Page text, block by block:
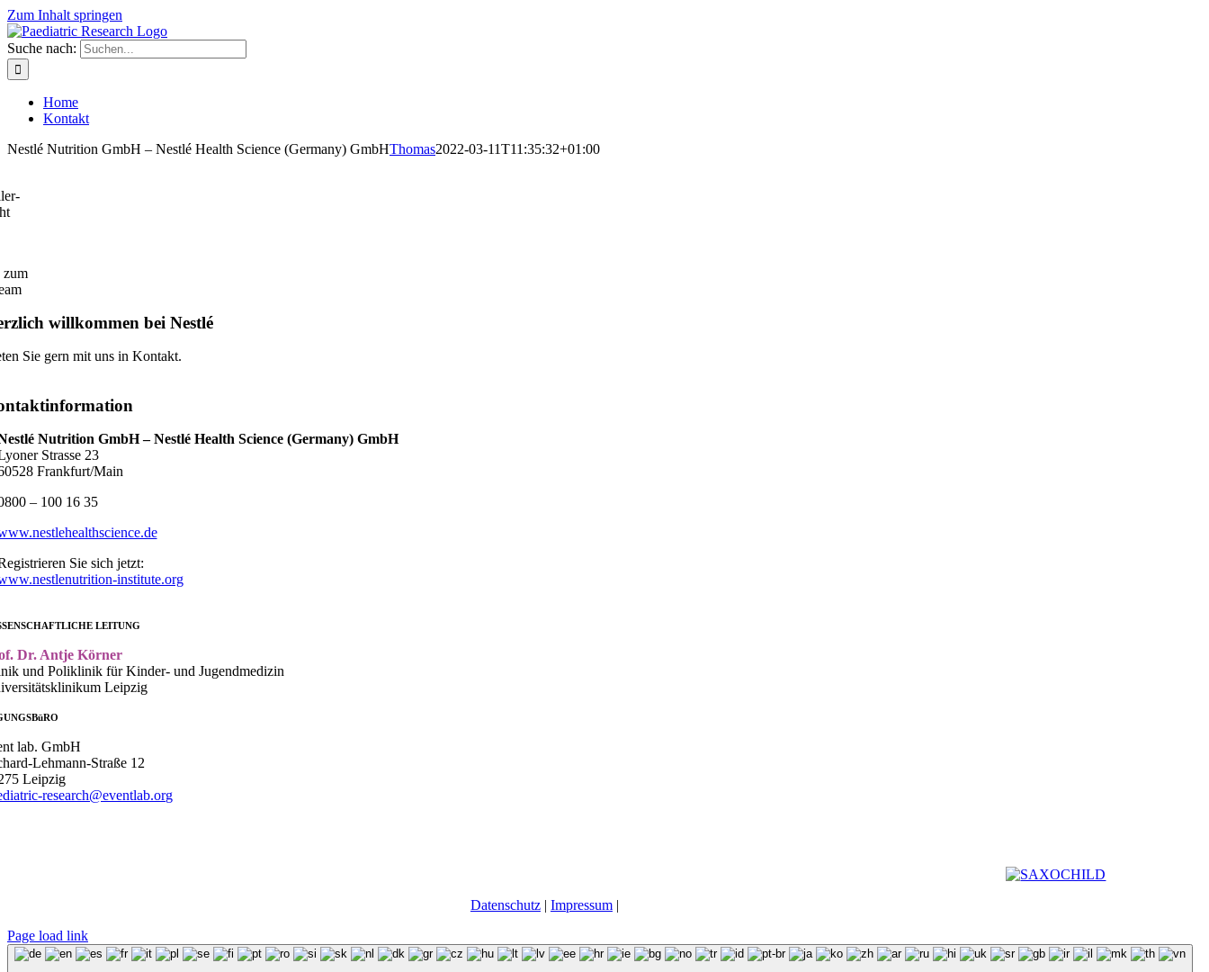
Zum Inhalt springen
Suche nach:
Home
Kontakt
Nestlé Nutrition GmbH – Nestlé Health Science (Germany) GmbHThomas2022-03-11T11:35:32+01:00
willkommen bei Nestlé
Sie gern mit uns in Kontakt.
Nutrition GmbH – Nestlé Health Science (Germany) GmbH
Strasse 23
Frankfurt/Main
– 100 16 35
Sie sich jetzt:
institute.org
LEITUNG
Dr. Antje Körner
und Poliklinik für Kinder- und Jugendmedizin
Leipzig
lab. GmbH
Lehmann-Straße 12
Leipzig
research@eventlab.org
Datenschutz| Impressum|
Page load link